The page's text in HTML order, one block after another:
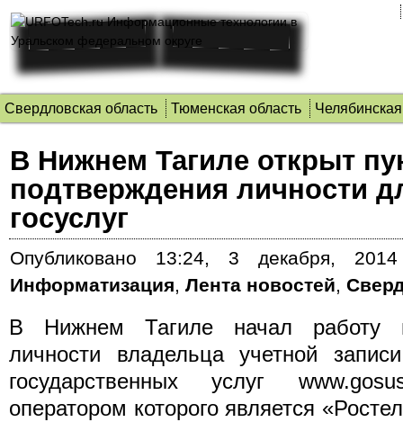
Свердловская область Тюменская область
В Нижнем Тагиле открыт
подтверждения личности
госуслуг
Опубликовано
13:24, 3 декабря,
Информатизация, Лента новостей,
В Нижнем Тагиле начал работу
личности владельца учетной
государственных услуг
оператором которого является